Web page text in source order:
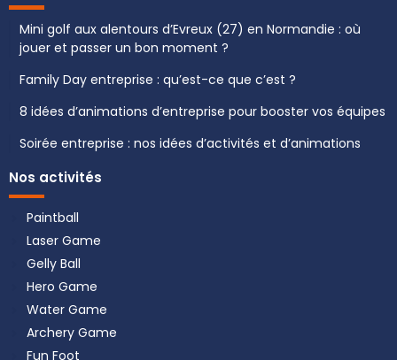
Mini golf aux alentours d’Evreux (27) en Normandie : où
jouer et passer un bon moment ?
Family Day entreprise : qu’est-ce que c’est ?
8 idées d’animations d’entreprise pour booster vos équipes
Soirée entreprise : nos idées d’activités et d’animations
Nos activités
Paintball
Laser Game
Gelly Ball
Hero Game
Water Game
Archery Game
Fun Foot